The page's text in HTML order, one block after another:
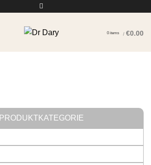
0 items / €0.00
PRODUKTKATEGORIE